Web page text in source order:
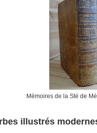
Mémoires de la Sté de
illustrés